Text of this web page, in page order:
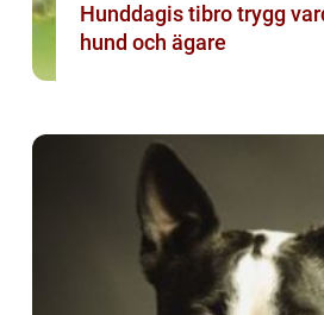
Hunddagis tibro trygg vardag för både
hund och ägare